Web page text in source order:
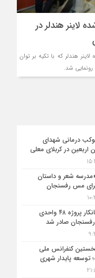
لاینر هندلر در
هندلر که با تکیه بر توان
شد.
درمانی شهدای
در کربلای معلی
شعر و داستان
مس رفسنجان
دستور بازداشت پیمانکار پروژه ۴۸ واحدی
صادر شد
نخستین کنفرانس ملی
توسعه پایدار شهری